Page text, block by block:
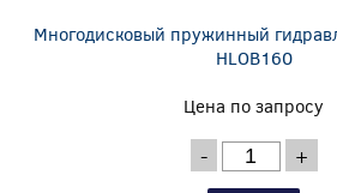
Многодисковый пружинный
HLOB160
Цена по запросу
- +